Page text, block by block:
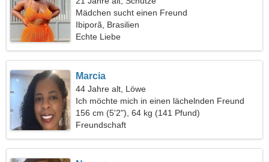
Mädchen sucht einen Freund
Ibiporã, Brasilien
Echte Liebe
Marcia
44 Jahre alt, Löwe
Ich möchte mich in einen lächelnden Freund
verlieben
156 cm (5'2"), 64 kg (141 Pfund)
Freundschaft